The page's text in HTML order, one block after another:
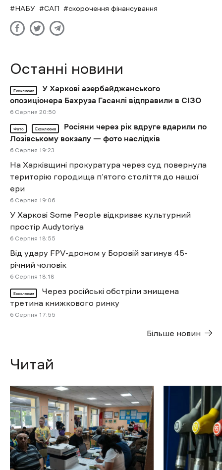
НАБУ
САП скорочення фінансування
Останні новини
Ексклюзив
У Харкові азербайджанського
опозиціонера Бахруза Гасанлі відправили в СІЗО
6 Cерпня 20:50
Фото Ексклюзив
Росіяни через рік вдруге вдарили по
Лозівському вокзалу — фото наслідків
6 Cерпня 19:23
На Харківщині прокуратура через суд повернула
територію городища п’ятого століття до нашої
ери
6 Cерпня 19:06
У Харкові Some People відкриває культурний
простір Audytoriya
6 Cерпня 18:55
Від удару FPV-дроном у Боровій загинув 45-
річний чоловік
6 Cерпня 18:18
Ексклюзив
Через російські обстріли знищена
третина книжкового ринку
6 Cерпня 17:55
Більше новин
Читай